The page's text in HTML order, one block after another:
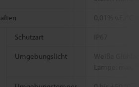
0,01% v.E./°C
Schutzart IP67
Umgebungslicht
Weiße